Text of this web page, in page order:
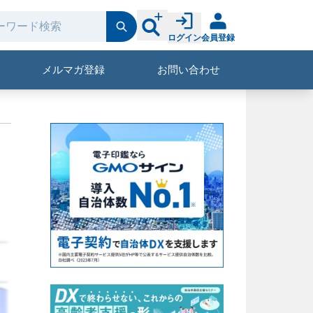
ログイン会員登録
メルマガ登録 お問い合わせ